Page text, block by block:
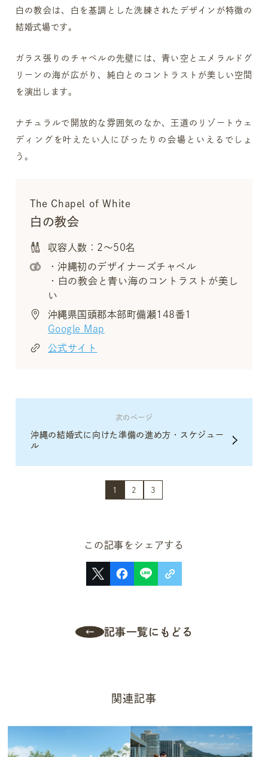
白の教会は、白を基調とした洗練されたデザインが特徴の
結婚式場です。
ガラス張りのチャペルの先壁には、青い空とエメラルドグ
リーンの海が広がり、純白とのコントラストが美しい空間
を演出します。
ナチュラルで開放的な雰囲気のなか、王道のリゾートウェ
ディングを叶えたい人にぴったりの会場といえるでしょ
う。
The Chapel of White
白の教会
収容人数：2～50名
・沖縄初のデザイナーズチャペル
・白の教会と青い海のコントラストが美し
い
沖縄県国頭郡本部町備瀬148番1
Google Map
公式サイト
次のページ
沖縄の結婚式に向けた準備の進め方・スケジュー
ル
1 2 3
この記事をシェアする
記事一覧にもどる
関連記事